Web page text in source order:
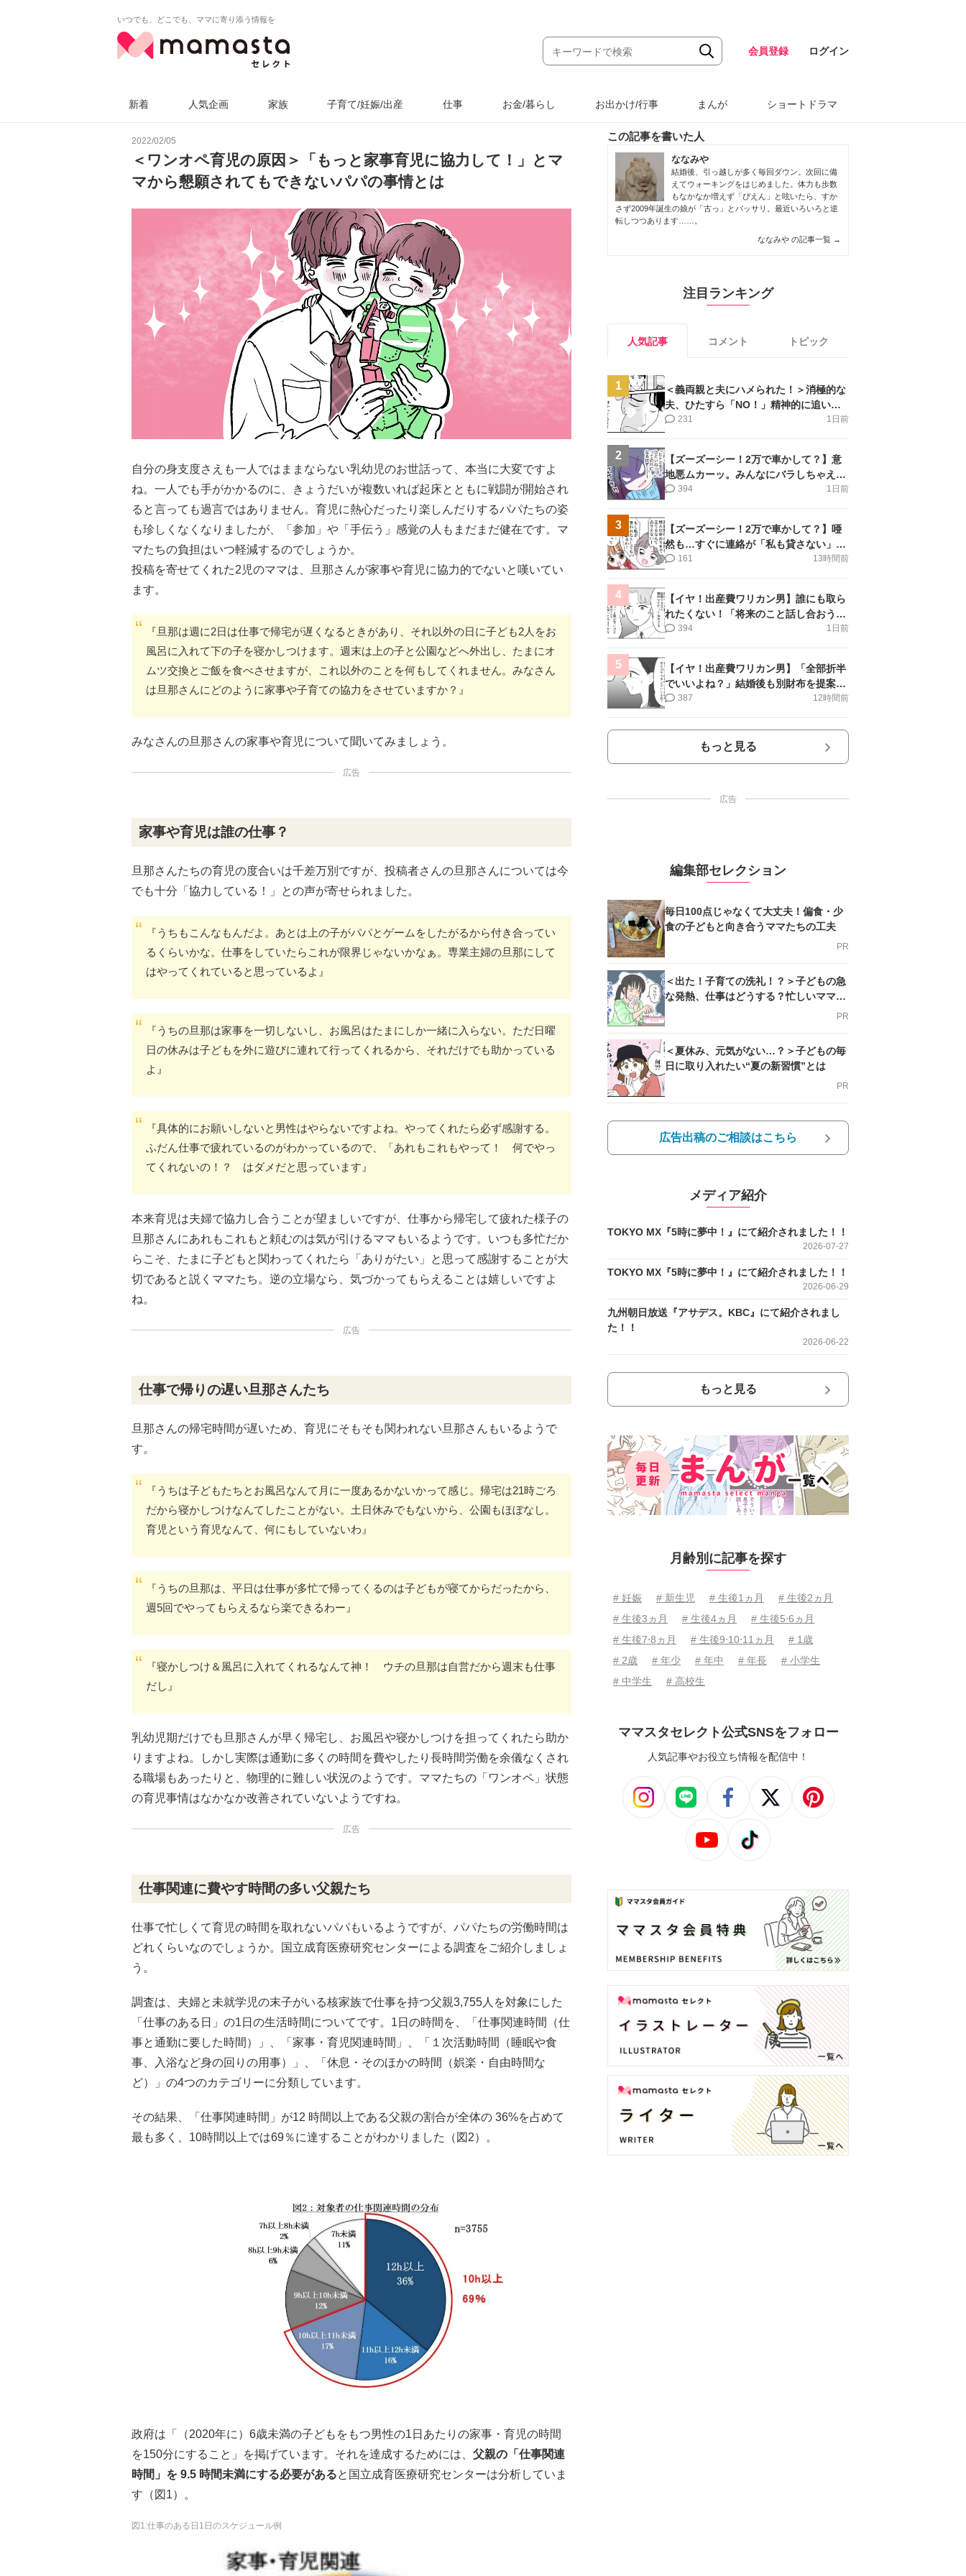
いつでも、どこでも、ママに寄り添う情報を
会員登録 ログイン
新着 人気企画 家族 子育て/妊娠/出産 仕事 お金/暮らし お出かけ/行事 まんが ショートドラマ
2022/02/05
＜ワンオペ育児の原因＞「もっと家事育児に協力して！」とマ
マから懇願されてもできないパパの事情とは
自分の身支度さえも一人ではままならない乳幼児のお世話って、本当に大変ですよ
ね。一人でも手がかかるのに、きょうだいが複数いれば起床とともに戦闘が開始され
ると言っても過言ではありません。育児に熱心だったり楽しんだりするパパたちの姿
も珍しくなくなりましたが、「参加」や「手伝う」感覚の人もまだまだ健在です。マ
マたちの負担はいつ軽減するのでしょうか。
投稿を寄せてくれた2児のママは、旦那さんが家事や育児に協力的でないと嘆いてい
ます。
『旦那は週に2日は仕事で帰宅が遅くなるときがあり、それ以外の日に子ども2人をお
風呂に入れて下の子を寝かしつけます。週末は上の子と公園などへ外出し、たまにオ
ムツ交換とご飯を食べさせますが、これ以外のことを何もしてくれません。みなさん
は旦那さんにどのように家事や子育ての協力をさせていますか？』
みなさんの旦那さんの家事や育児について聞いてみましょう。
広告
家事や育児は誰の仕事？
旦那さんたちの育児の度合いは千差万別ですが、投稿者さんの旦那さんについては今
でも十分「協力している！」との声が寄せられました。
『うちもこんなもんだよ。あとは上の子がパパとゲームをしたがるから付き合ってい
るくらいかな。仕事をしていたらこれが限界じゃないかなぁ。専業主婦の旦那にして
はやってくれていると思っているよ』
『うちの旦那は家事を一切しないし、お風呂はたまにしか一緒に入らない。ただ日曜
日の休みは子どもを外に遊びに連れて行ってくれるから、それだけでも助かっている
よ』
『具体的にお願いしないと男性はやらないですよね。やってくれたら必ず感謝する。
ふだん仕事で疲れているのがわかっているので、「あれもこれもやって！ 何でやっ
てくれないの！？ はダメだと思っています』
本来育児は夫婦で協力し合うことが望ましいですが、仕事から帰宅して疲れた様子の
旦那さんにあれもこれもと頼むのは気が引けるママもいるようです。いつも多忙だか
らこそ、たまに子どもと関わってくれたら「ありがたい」と思って感謝することが大
切であると説くママたち。逆の立場なら、気づかってもらえることは嬉しいですよ
ね。
広告
仕事で帰りの遅い旦那さんたち
旦那さんの帰宅時間が遅いため、育児にそもそも関われない旦那さんもいるようで
す。
『うちは子どもたちとお風呂なんて月に一度あるかないかって感じ。帰宅は21時ごろ
だから寝かしつけなんてしたことがない。土日休みでもないから、公園もほぼなし。
育児という育児なんて、何にもしていないわ』
『うちの旦那は、平日は仕事が多忙で帰ってくるのは子どもが寝てからだったから、
週5回でやってもらえるなら楽できるわー』
『寝かしつけ＆風呂に入れてくれるなんて神！ ウチの旦那は自営だから週末も仕事
だし』
乳幼児期だけでも旦那さんが早く帰宅し、お風呂や寝かしつけを担ってくれたら助か
りますよね。しかし実際は通勤に多くの時間を費やしたり長時間労働を余儀なくされ
る職場もあったりと、物理的に難しい状況のようです。ママたちの「ワンオペ」状態
の育児事情はなかなか改善されていないようですね。
広告
仕事関連に費やす時間の多い父親たち
仕事で忙しくて育児の時間を取れないパパもいるようですが、パパたちの労働時間は
どれくらいなのでしょうか。国立成育医療研究センターによる調査をご紹介しましょ
う。
調査は、夫婦と未就学児の末子がいる核家族で仕事を持つ父親3,755人を対象にした
「仕事のある日」の1日の生活時間についてです。1日の時間を、「仕事関連時間（仕
事と通勤に要した時間）」、「家事・育児関連時間」、「１次活動時間（睡眠や食
事、入浴など身の回りの用事）」、「休息・そのほかの時間（娯楽・自由時間な
ど）」の4つのカテゴリーに分類しています。
その結果、「仕事関連時間」が12 時間以上である父親の割合が全体の 36%を占めて
最も多く、10時間以上では69％に達することがわかりました（図2）。
政府は「（2020年に）6歳未満の子どもをもつ男性の1日あたりの家事・育児の時間
を150分にすること」を掲げています。それを達成するためには、 父親の「仕事関連
時間」を 9.5 時間未満にする必要があると国立成育医療研究センターは分析していま
す（図1）。
図1:仕事のある日1日のスケジュール例
この記事を書いた人
ななみや
結婚後、引っ越しが多く毎回ダウン。次回に備
えてウォーキングをはじめました。体力も歩数
もなかなか増えず「ぴえん」と呟いたら、すか
さず2009年誕生の娘が「古っ」とバッサリ。最近いろいろと逆
転しつつあります……。
ななみや の記事一覧 →
注目ランキング
人気記事 コメント トピック
1
＜義両親と夫にハメられた！＞消極的な
夫、ひたすら「NO！」精神的に追い詰
められ涙【第3話まんが】
1日前
231
2
【ズーズーシー！2万で車かして？】意
地悪ムカーッ。みんなにバラしちゃえ＜
第14話＞#4コマ母道場
1日前
394
3
【ズーズーシー！2万で車かして？】唖
然も…すぐに連絡が「私も貸さない」＜
第15話＞#4コマ母道場
13時間前
161
4
【イヤ！出産費ワリカン男】誰にも取ら
れたくない！「将来のこと話し合おう」
＜第9話＞#4コマ母道場
1日前
394
5
【イヤ！出産費ワリカン男】「全部折半
でいいよね？」結婚後も別財布を提案＜
第10話＞#4コマ母道場
12時間前
387
もっと見る
広告
編集部セレクション
毎日100点じゃなくて大丈夫！偏食・少
食の子どもと向き合うママたちの工夫
PR
＜出た！子育ての洗礼！？＞子どもの急
な発熱、仕事はどうする？忙しいママを
PR
＜夏休み、元気がない…？＞子どもの毎
日に取り入れたい“夏の新習慣”とは
PR
広告出稿のご相談はこちら
メディア紹介
TOKYO MX『5時に夢中！』にて紹介されました！！
2026-07-27
TOKYO MX『5時に夢中！』にて紹介されました！！
2026-06-29
九州朝日放送『アサデス。KBC』にて紹介されまし
た！！
2026-06-22
もっと見る
月齢別に記事を探す
# 妊娠 # 新生児 # 生後1ヵ月
# 生後2ヵ月
# 生後3ヵ月
# 生後4ヵ月
# 生後5⋅6ヵ月
# 生後7⋅8ヵ月
# 生後9⋅10⋅11ヵ月
# 1歳
# 2歳
# 年少 # 年中 # 年長
# 小学生
# 中学生
# 高校生
ママスタセレクト公式SNSをフォロー
人気記事やお役立ち情報を配信中！